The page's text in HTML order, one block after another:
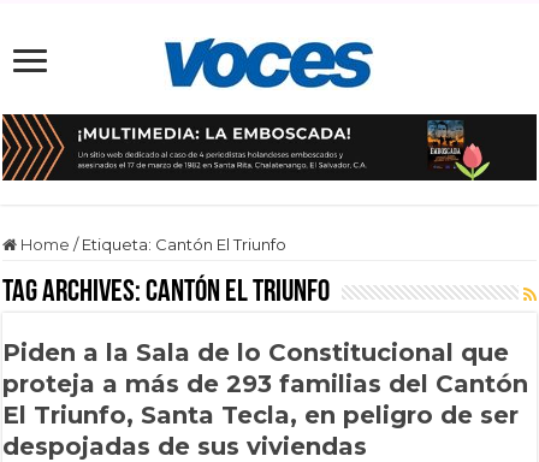
Home / Etiqueta: Cantón El Triunfo
Tag Archives:Cantón El Triunfo
Piden a la Sala de lo Constitucional que
proteja a más de 293 familias del Cantón
El Triunfo, Santa Tecla, en peligro de ser
despojadas de sus viviendas